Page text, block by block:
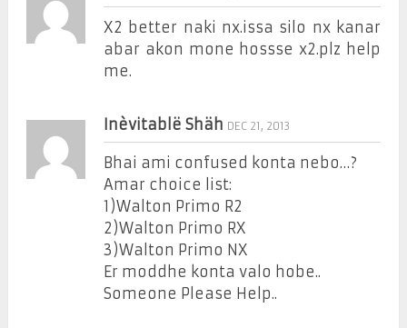
X2 better naki nx.issa silo nx kanar
abar akon mone hossse x2.plz help
me.
Inèvitablë Shäh DEC 21, 2013
Bhai ami confused konta nebo…?
Amar choice list:
1)Walton Primo R2
2)Walton Primo RX
3)Walton Primo NX
Er moddhe konta valo hobe..
Someone Please Help..